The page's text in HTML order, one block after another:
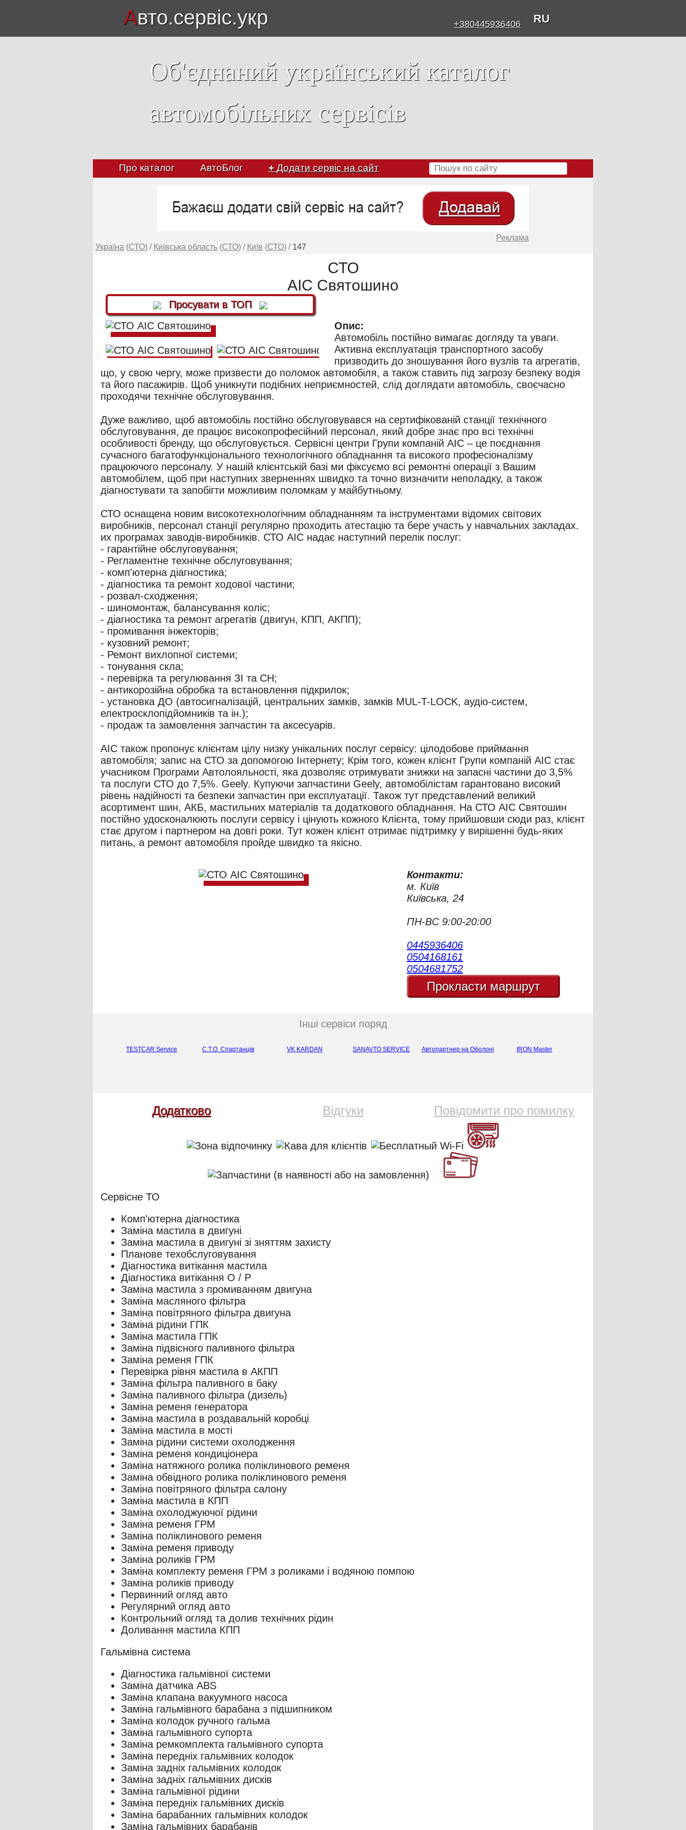
Авто.сервіс.укр +380445936406 RU
Об'єднаний український каталог
автомобільних сервісів
Про каталог АвтоБлог + Додати сервіс на сайт
Реклама
Україна (СТО) / Київська область (СТО) / Київ (СТО) / 147
СТО
АІС Святошино
Просувати в ТОП
Опис:
Автомобіль постійно вимагає догляду та уваги.
Активна експлуатація транспортного засобу
призводить до зношування його вузлів та агрегатів,
що, у свою чергу, може призвести до поломок автомобіля, а також ставить під загрозу безпеку водія
та його пасажирів. Щоб уникнути подібних неприємностей, слід доглядати автомобіль, своєчасно
проходячи технічне обслуговування.
Дуже важливо, щоб автомобіль постійно обслуговувався на сертифікованій станції технічного
обслуговування, де працює високопрофесійний персонал, який добре знає про всі технічні
особливості бренду, що обслуговується. Сервісні центри Групи компаній АІС – це поєднання
сучасного багатофункціонального технологічного обладнання та високого професіоналізму
працюючого персоналу. У нашій клієнтській базі ми фіксуємо всі ремонтні операції з Вашим
автомобілем, щоб при наступних зверненнях швидко та точно визначити неполадку, а також
діагностувати та запобігти можливим поломкам у майбутньому.
СТО оснащена новим високотехнологічним обладнанням та інструментами відомих світових
виробників, персонал станції регулярно проходить атестацію та бере участь у навчальних закладах.
их програмах заводів-виробників. СТО АІС надає наступний перелік послуг:
- гарантійне обслуговування;
- Регламентне технічне обслуговування;
- комп'ютерна діагностика;
- діагностика та ремонт ходової частини;
- розвал-сходження;
- шиномонтаж, балансування коліс;
- діагностика та ремонт агрегатів (двигун, КПП, АКПП);
- промивання інжекторів;
- кузовний ремонт;
- Ремонт вихлопної системи;
- тонування скла;
- перевірка та регулювання ЗІ та СН;
- антикорозійна обробка та встановлення підкрилок;
- установка ДО (автосигналізацій, центральних замків, замків MUL-T-LOCK, аудіо-систем,
електросклопідйомників та ін.);
- продаж та замовлення запчастин та аксесуарів.
АІС також пропонує клієнтам цілу низку унікальних послуг сервісу: цілодобове приймання
автомобіля; запис на СТО за допомогою Інтернету; Крім того, кожен клієнт Групи компаній АІС стає
учасником Програми Автолояльності, яка дозволяє отримувати знижки на запасні частини до 3,5%
та послуги СТО до 7,5%. Geely. Купуючи запчастини Geely, автомобілістам гарантовано високий
рівень надійності та безпеки запчастин при експлуатації. Також тут представлений великий
асортимент шин, АКБ, мастильних матеріалів та додаткового обладнання. На СТО АІС Святошин
постійно удосконалюють послуги сервісу і цінують кожного Клієнта, тому прийшовши сюди раз, клієнт
стає другом і партнером на довгі роки. Тут кожен клієнт отримає підтримку у вирішенні будь-яких
питань, а ремонт автомобіля пройде швидко та якісно.
Контакти:
м. Київ
Київська, 24
ПН-ВС 9:00-20:00
0445936406
0504168161
0504681752
Прокласти маршрут
Інші сервіси поряд
TESTCAR Service С.Т.О. Спартанців VK KARDAN SANAVTO SERVICE Автопартнер на Оболоні IRON Master
Додатково Відгуки Повідомити про помилку
Сервісне ТО
Комп'ютерна діагностика
Заміна мастила в двигуні
Заміна мастила в двигуні зі зняттям захисту
Планове техобслуговування
Діагностика витікання мастила
Діагностика витікання О / Р
Заміна мастила з промиванням двигуна
Заміна масляного фільтра
Заміна повітряного фільтра двигуна
Заміна рідини ГПК
Заміна мастила ГПК
Заміна підвісного паливного фільтра
Заміна ременя ГПК
Перевірка рівня мастила в АКПП
Заміна фільтра паливного в баку
Заміна паливного фільтра (дизель)
Заміна ременя генератора
Заміна мастила в роздавальній коробці
Заміна мастила в мості
Заміна рідини системи охолодження
Заміна ременя кондиціонера
Заміна натяжного ролика поліклинового ременя
Заміна обвідного ролика поліклинового ременя
Заміна повітряного фільтра салону
Заміна мастила в КПП
Заміна охолоджуючої рідини
Заміна ременя ГРМ
Заміна поліклинового ременя
Заміна ременя приводу
Заміна роликів ГРМ
Заміна комплекту ременя ГРМ з роликами і водяною помпою
Заміна роликів приводу
Первинний огляд авто
Регулярний огляд авто
Контрольний огляд та долив технічних рідин
Доливання мастила КПП
Гальмівна система
Діагностика гальмівної системи
Заміна датчика ABS
Заміна клапана вакуумного насоса
Заміна гальмівного барабана з підшипником
Заміна колодок ручного гальма
Заміна гальмівного супорта
Заміна ремкомплекта гальмівного супорта
Заміна передніх гальмівних колодок
Заміна задніх гальмівних колодок
Заміна задніх гальмівних дисків
Заміна гальмівної рідини
Заміна передніх гальмівних дисків
Заміна барабанних гальмівних колодок
Заміна гальмівних барабанів